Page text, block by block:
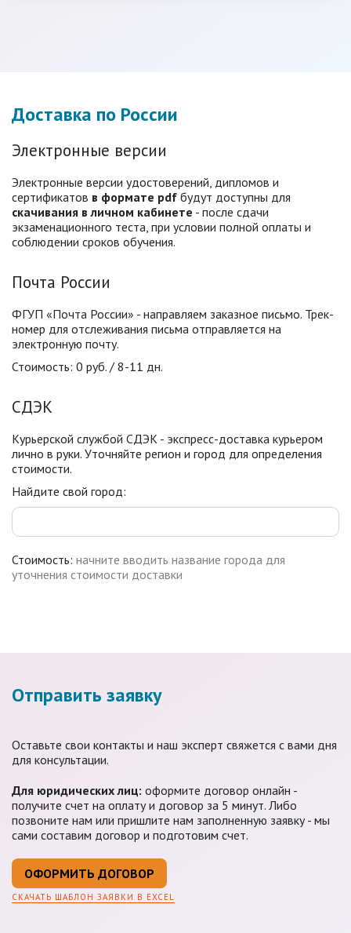
Доставка по России
Электронные версии
Электронные версии удостоверений, дипломов и
сертификатов в формате pdf будут доступны для
скачивания в личном кабинете - после сдачи
экзаменационного теста, при условии полной оплаты и
соблюдении сроков обучения.
Почта России
ФГУП «Почта России» - направляем заказное письмо. Трек-
номер для отслеживания письма отправляется на
электронную почту.
Стоимость: 0 руб. / 8-11 дн.
СДЭК
Курьерской службой СДЭК - экспресс-доставка курьером
лично в руки. Уточняйте регион и город для определения
стоимости.
Найдите свой город:
Стоимость: начните вводить название города для
уточнения стоимости доставки
Отправить заявку
Оставьте свои контакты и наш эксперт свяжется с вами дня
для консультации.
Для юридических лиц: оформите договор онлайн -
получите счет на оплату и договор за 5 минут. Либо
позвоните нам или пришлите нам заполненную заявку - мы
сами составим договор и подготовим счет.
ОФОРМИТЬ ДОГОВОР
СКАЧАТЬ ШАБЛОН ЗАЯВКИ В EXCEL